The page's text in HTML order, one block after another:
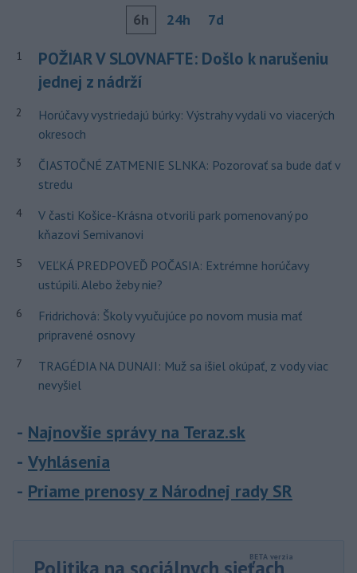
6h 24h 7d
1
POŽIAR V SLOVNAFTE: Došlo k narušeniu
jednej z nádrží
2
Horúčavy vystriedajú búrky: Výstrahy vydali vo viacerých
okresoch
3
ČIASTOČNÉ ZATMENIE SLNKA: Pozorovať sa bude dať v
stredu
4
V časti Košice-Krásna otvorili park pomenovaný po
kňazovi Semivanovi
5
VEĽKÁ PREDPOVEĎ POČASIA: Extrémne horúčavy
ustúpili. Alebo žeby nie?
6
Fridrichová: Školy vyučujúce po novom musia mať
pripravené osnovy
7
TRAGÉDIA NA DUNAJI: Muž sa išiel okúpať, z vody viac
nevyšiel
Najnovšie správy na Teraz.sk
Vyhlásenia
Priame prenosy z Národnej rady SR